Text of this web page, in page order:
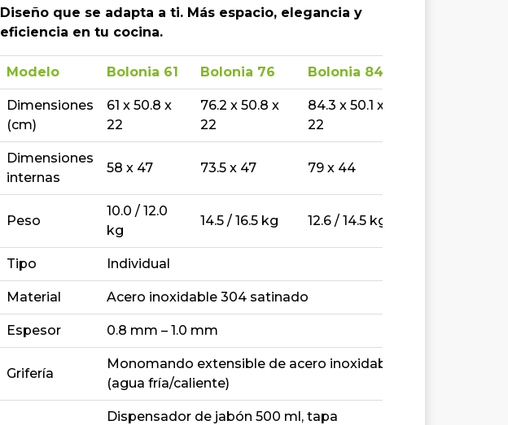
Diseño que se adapta a ti. Más espacio, elegancia y
eficiencia en tu cocina.
Modelo Bolonia 61 Bolonia 76 Bolonia 84
Dimensiones
(cm)
61 x 50.8 x
22
76.2 x 50.8 x
22
84.3 x 50.1 x
22
Dimensiones
internas
58 x 47 73.5 x 47 79 x 44
Peso
10.0 / 12.0
kg
14.5 / 16.5 kg 12.6 / 14.5 kg
Tipo Individual
Material Acero inoxidable 304 satinado
Espesor 0.8 mm – 1.0 mm
Grifería
Monomando extensible de acero inoxidable
(agua fría/caliente)
Dispensador de jabón 500 ml, tapa